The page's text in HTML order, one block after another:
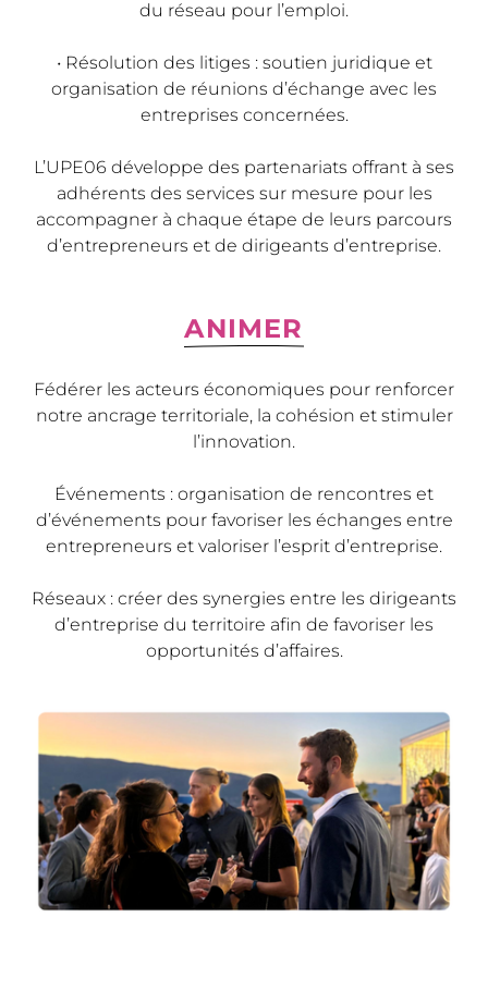
du réseau pour l’emploi.
• Résolution des litiges : soutien juridique et
organisation de réunions d’échange avec les
entreprises concernées.
L’UPE06 développe des partenariats offrant à ses
adhérents des services sur mesure pour les
accompagner à chaque étape de leurs parcours
d’entrepreneurs et de dirigeants d’entreprise.
ANIMER
Fédérer les acteurs économiques pour renforcer
notre ancrage territoriale, la cohésion et stimuler
l’innovation.
Événements : organisation de rencontres et
d’événements pour favoriser les échanges entre
entrepreneurs et valoriser l’esprit d’entreprise.
Réseaux : créer des synergies entre les dirigeants
d’entreprise du territoire afin de favoriser les
opportunités d’affaires.